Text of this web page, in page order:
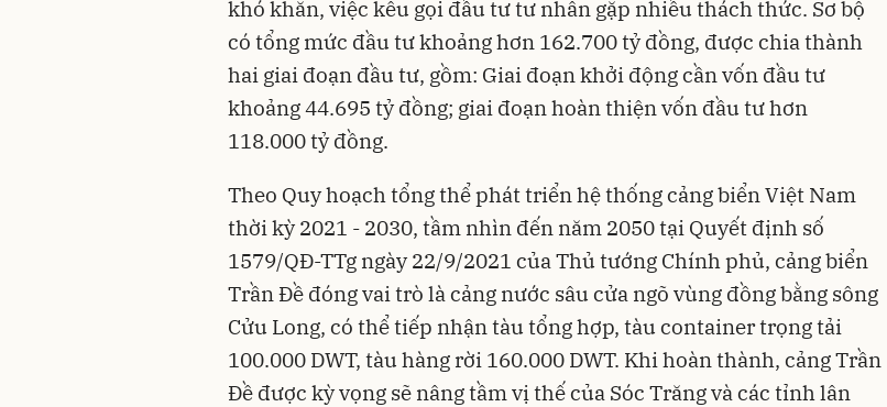
khó khăn, việc kêu gọi đầu tư tư nhân gặp nhiều thách thức. Sơ bộ
có tổng mức đầu tư khoảng hơn 162.700 tỷ đồng, được chia thành
hai giai đoạn đầu tư, gồm: Giai đoạn khởi động cần vốn đầu tư
khoảng 44.695 tỷ đồng; giai đoạn hoàn thiện vốn đầu tư hơn
118.000 tỷ đồng.
Theo Quy hoạch tổng thể phát triển hệ thống cảng biển Việt Nam
thời kỳ 2021 - 2030, tầm nhìn đến năm 2050 tại Quyết định số
1579/QĐ-TTg ngày 22/9/2021 của Thủ tướng Chính phủ, cảng biển
Trần Đề đóng vai trò là cảng nước sâu cửa ngõ vùng đồng bằng sông
Cửu Long, có thể tiếp nhận tàu tổng hợp, tàu container trọng tải
100.000 DWT, tàu hàng rời 160.000 DWT. Khi hoàn thành, cảng Trần
Đề được kỳ vọng sẽ nâng tầm vị thế của Sóc Trăng và các tỉnh lân